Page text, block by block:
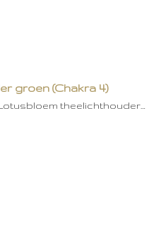
groen (Chakra 4)
theelichthouder…